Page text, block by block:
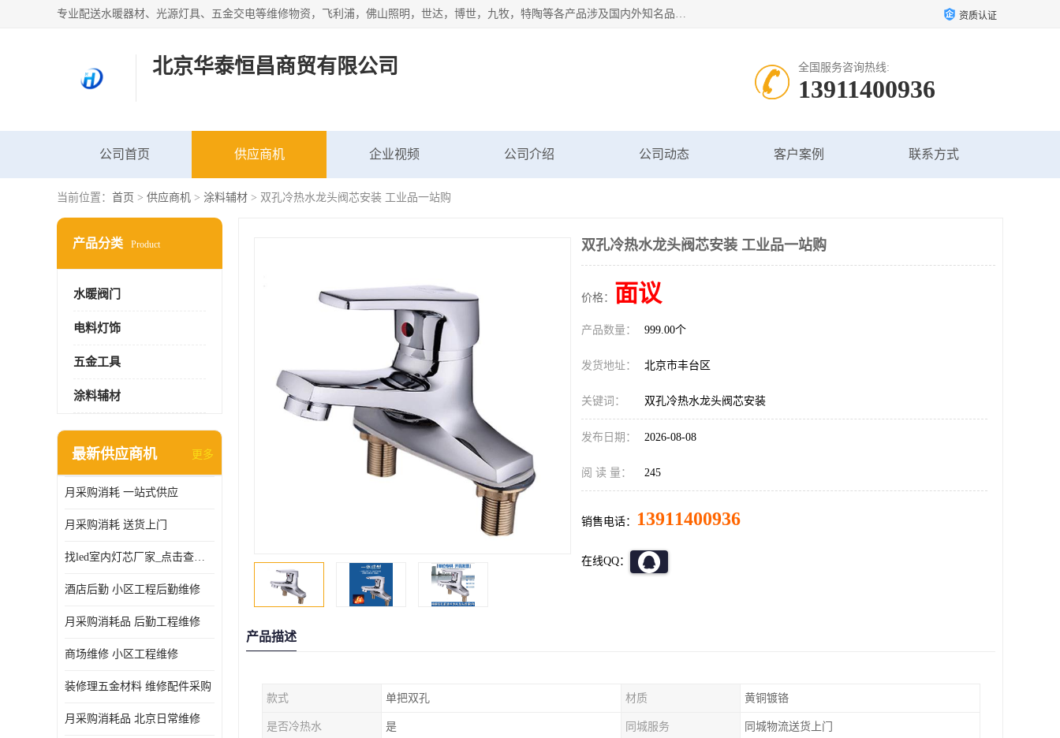
专业配送水暖器材、光源灯具、五金交电等维修物资，飞利浦，佛山照明，世达，博世，九牧，特陶等各产品涉及国内外知名品牌。公司专注与物业、学校、酒店、工厂等单位合作，提供一站式配送服务，降低客户综合成本。依托电子商务改变传统模式，以专业的团队为客户提供24H物资配送到达，货到月结、统一开票，便捷退换等服务，提高了企业的运营效率。 资质认证
北京华泰恒昌商贸有限公司 全国服务咨询热线:
13911400936
公司首页 供应商机 企业视频 公司介绍 公司动态 客户案例 联系方式
当前位置： 首页 > 供应商机 > 涂料辅材 > 双孔冷热水龙头阀芯安装 工业品一站购
产品分类 Product
水暖阀门
电料灯饰
五金工具
涂料辅材
最新供应商机 更多
月采购消耗 一站式供应
月采购消耗 送货上门
找led室内灯芯厂家_点击查看更多
酒店后勤 小区工程后勤维修
月采购消耗品 后勤工程维修
商场维修 小区工程维修
装修理五金材料 维修配件采购
月采购消耗品 北京日常维修
双孔冷热水龙头阀芯安装 工业品一站购
价格： 面议
产品数量： 999.00个
发货地址： 北京市丰台区
关键词： 双孔冷热水龙头阀芯安装
发布日期： 2026-08-08
阅 读 量： 245
销售电话： 13911400936
在线QQ：
产品描述
款式 单把双孔 材质 黄铜镀铬
是否冷热水 是 同城服务 同城物流送货上门